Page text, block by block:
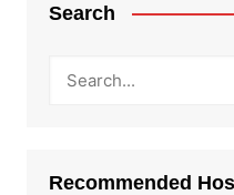
Search
Recommended